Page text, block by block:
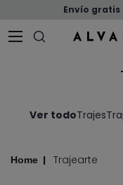
Envío
Ver todoTrajes
Trajearte
Home